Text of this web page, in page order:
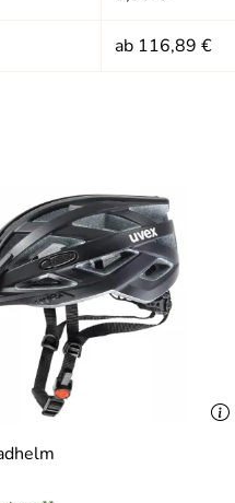
Dank, ich kann und
es auch nie kommen!
ab 116,89 €